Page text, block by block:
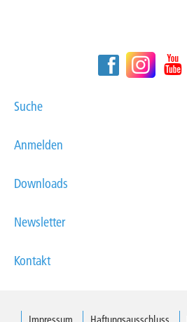
Suche
Anmelden
Downloads
Newsletter
Kontakt